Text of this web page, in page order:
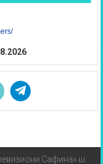
Сафина» ш.